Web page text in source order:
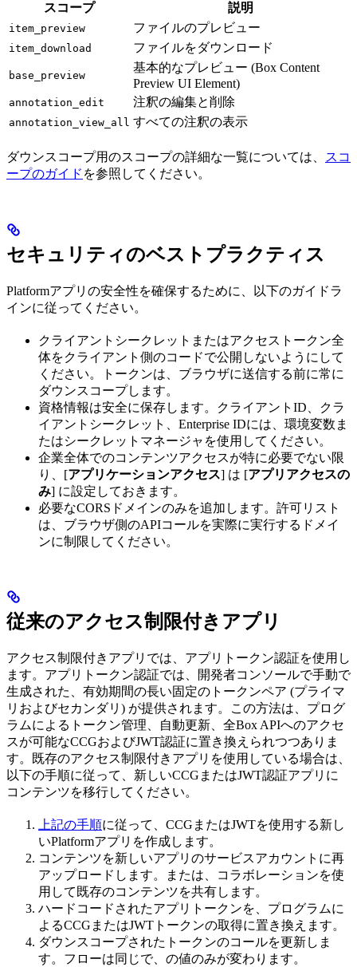
スコープ 説明
item_preview ファイルのプレビュー
item_download ファイルをダウンロード
base_preview
基本的なプレビュー (Box Content
Preview UI Element)
annotation_edit 注釈の編集と削除
annotation_view_all すべての注釈の表示
ダウンスコープ用のスコープの詳細な一覧については、
スコ
ープのガイド を参照してください。
セキュリティのベストプラクティス
Platformアプリの安全性を確保するために、以下のガイドラ
インに従ってください。
クライアントシークレットまたはアクセストークン全
体をクライアント側のコードで公開しないようにして
ください。トークンは、ブラウザに送信する前に常に
ダウンスコープします。
資格情報は安全に保存します。クライアントID、クラ
イアントシークレット、Enterprise IDには、環境変数ま
たはシークレットマネージャを使用してください。
企業全体でのコンテンツアクセスが特に必要でない限
り、[アプリケーションアクセス] は [アプリアクセスの
み] に設定しておきます。
必要なCORSドメインのみを追加します。許可リスト
は、ブラウザ側のAPIコールを実際に実行するドメイ
ンに制限してください。
従来のアクセス制限付きアプリ
アクセス制限付きアプリでは、アプリトークン認証を使用し
ます。アプリトークン認証では、開発者コンソールで手動で
生成された、有効期間の長い固定のトークンペア (プライマ
リおよびセカンダリ) が提供されます。この方法は、プログ
ラムによるトークン管理、自動更新、全Box APIへのアクセ
スが可能なCCGおよびJWT認証に置き換えられつつありま
す。既存のアクセス制限付きアプリを使用している場合は、
以下の手順に従って、新しいCCGまたはJWT認証アプリに
コンテンツを移行してください。
上記の手順に従って、CCGまたはJWTを使用する新し
いPlatformアプリを作成します。
コンテンツを新しいアプリのサービスアカウントに再
アップロードします。または、コラボレーションを使
用して既存のコンテンツを共有します。
ハードコードされたアプリトークンを、プログラムに
よるCCGまたはJWTトークンの取得に置き換えます。
ダウンスコープされたトークンのコールを更新しま
す。 フローは同じで、 の値のみが変わります。